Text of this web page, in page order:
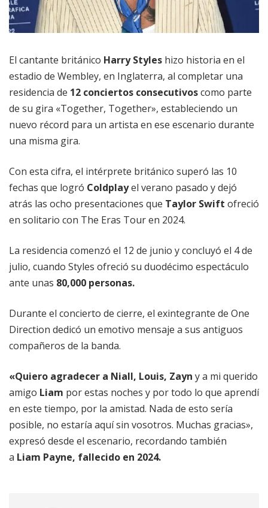
El cantante británico Harry Styles hizo historia en el
estadio de Wembley, en Inglaterra, al completar una
residencia de 12 conciertos consecutivoscomo parte
de su gira «Together, Together», estableciendo un
nuevo récord para un artista en ese escenario durante
una misma gira.
Con esta cifra, el intérprete británico superó las 10
fechas que logró Coldplayel verano pasado y dejó
atrás las ocho presentaciones que Taylor Swift ofreció
en solitario con The Eras Tour en 2024.
La residencia comenzó el 12 de junio y concluyó el 4 de
julio, cuando Styles ofreció su duodécimo espectáculo
ante unas 80,000 personas.
Durante el concierto de cierre, el exintegrante de One
Direction dedicó un emotivo mensaje a sus antiguos
compañeros de la banda.
«Quiero agradecer a Niall, Louis, Zayn y a mi querido
amigo Liam por estas noches y por todo lo que aprendí
en este tiempo, por la amistad. Nada de esto sería
posible, no estaría aquí sin vosotros. Muchas gracias»,
expresó desde el escenario, recordando también
a Liam Payne, fallecido en 2024.